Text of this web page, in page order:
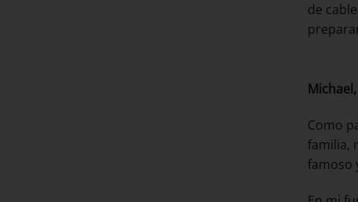
de
Como
familia,
famoso